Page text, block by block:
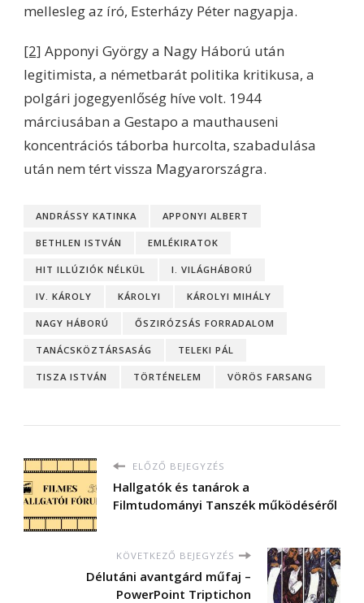
mellesleg az író, Esterházy Péter nagyapja.
[2] Apponyi György a Nagy Háború után
legitimista, a németbarát politika kritikusa, a
polgári jogegyenlőség híve volt. 1944
márciusában a Gestapo a mauthauseni
koncentrációs táborba hurcolta, szabadulása
után nem tért vissza Magyarországra.
ANDRÁSSY KATINKA APPONYI ALBERT
BETHLEN ISTVÁN EMLÉKIRATOK
HIT ILLÚZIÓK NÉLKÜL I. VILÁGHÁBORÚ
IV. KÁROLY KÁROLYI KÁROLYI MIHÁLY
NAGY HÁBORÚ ŐSZIRÓZSÁS FORRADALOM
TANÁCSKÖZTÁRSASÁG TELEKI PÁL
TISZA ISTVÁN TÖRTÉNELEM VÖRÖS FARSANG
ELŐZŐ BEJEGYZÉS
Hallgatók és tanárok a
Filmtudományi Tanszék működéséről
KÖVETKEZŐ BEJEGYZÉS
Délutáni avantgárd műfaj –
PowerPoint Triptichon